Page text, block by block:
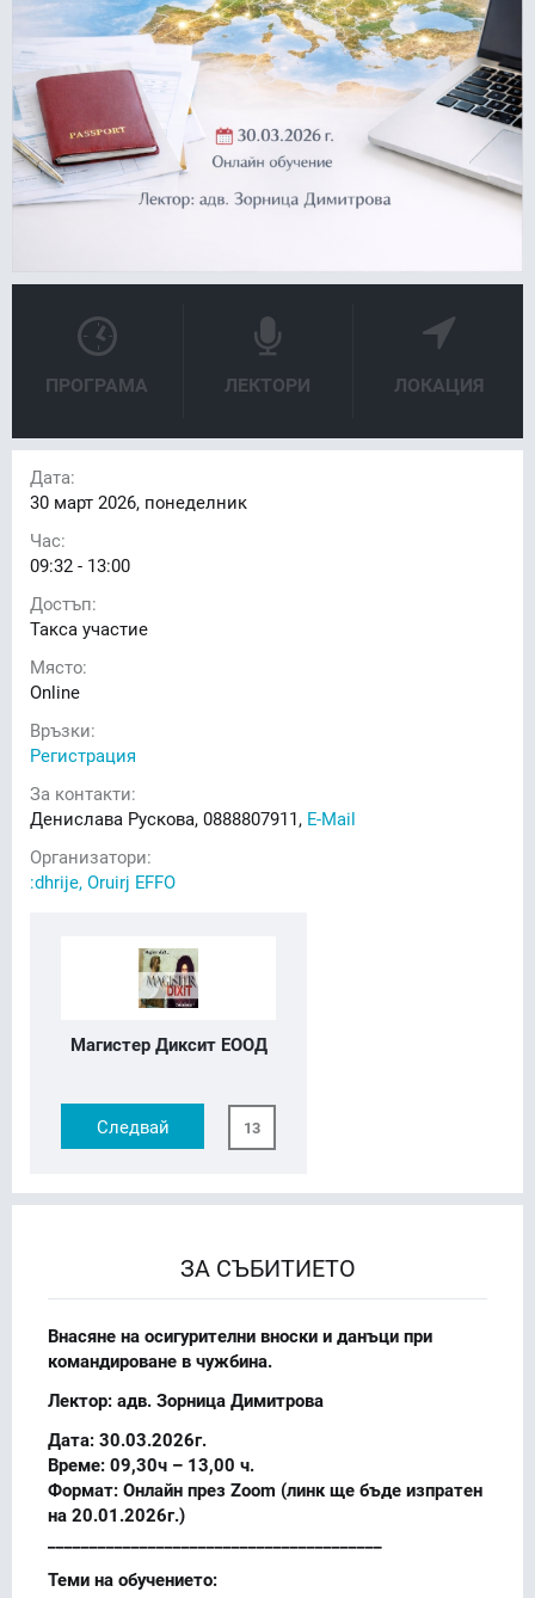
ПРОГРАМА ЛЕКТОРИ ЛОКАЦИЯ
Дата:
30 март 2026, понеделник
Час:
09:32 - 13:00
Достъп:
Такса участие
Място:
Online
Връзки:
Регистрация
За контакти:
Денислава Рускова, 0888807911, E-Mail
Организатори:
:dhrije, Oruirj EFFO
Магистер Диксит ЕООД
Следвай 13
ЗА СЪБИТИЕТО
Внасяне на осигурителни вноски и данъци при
командироване в чужбина.
Лектор: адв. Зорница Димитрова
Дата: 30.03.2026г.
Време: 09,30ч – 13,00 ч.
Формат: Онлайн през Zoom (линк ще бъде изпратен
на 20.01.2026г.)
Теми на обучението: